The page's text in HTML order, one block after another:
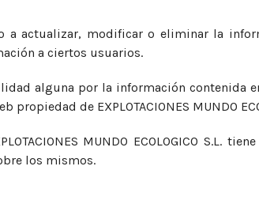
a actualizar, modificar o eliminar la
a ciertos usuarios.
alguna por la información
de EXPLOTACIONES MUNDO
MUNDO ECOLOGICO S.L.
los mismos.